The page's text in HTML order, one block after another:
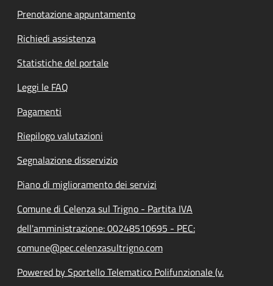
Prenotazione appuntamento
Richiedi assistenza
Statistiche del portale
Leggi le FAQ
Pagamenti
Riepilogo valutazioni
Segnalazione disservizio
Piano di miglioramento dei servizi
Comune di Celenza sul Trigno - Partita IVA
dell'amministrazione: 00248510695 - PEC:
comune@pec.celenzasultrigno.com
Powered by Sportello Telematico Polifunzionale (v.